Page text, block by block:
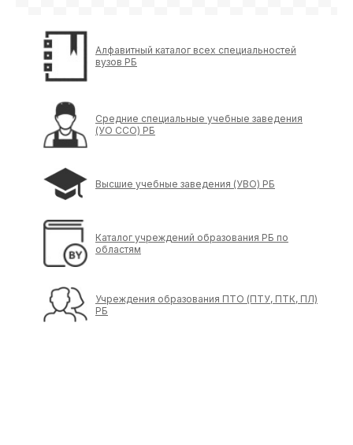
Алфавитный каталог всех специальностей
вузов РБ
Средние специальные учебные заведения
(УО ССО) РБ
Высшие учебные заведения (УВО) РБ
Каталог учреждений образования РБ по
областям
Учреждения образования ПТО (ПТУ, ПТК, ПЛ)
РБ